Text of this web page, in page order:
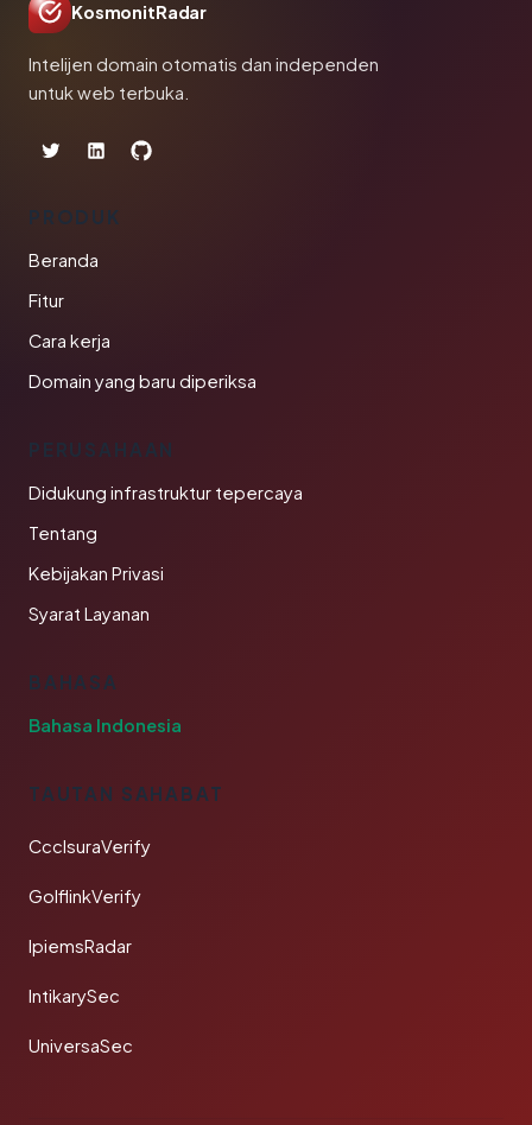
KosmonitRadar
Intelijen domain otomatis dan independen
untuk web terbuka.
PRODUK
Beranda
Fitur
Cara kerja
Domain yang baru diperiksa
PERUSAHAAN
Didukung infrastruktur tepercaya
Tentang
Kebijakan Privasi
Syarat Layanan
BAHASA
Bahasa Indonesia
TAUTAN SAHABAT
CcclsuraVerify
GolflinkVerify
IpiemsRadar
IntikarySec
UniversaSec